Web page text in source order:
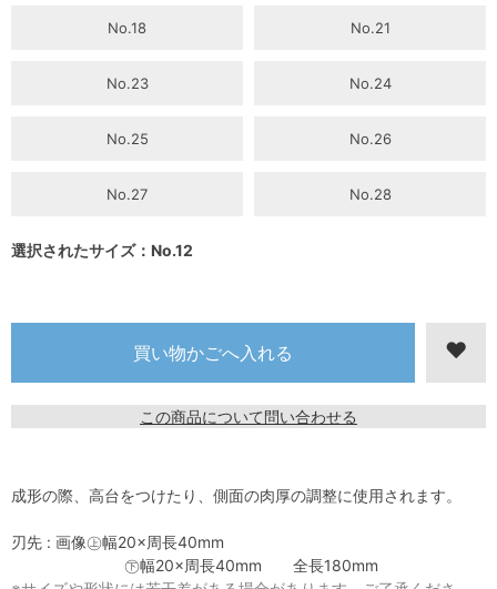
No.18 No.21
No.23 No.24
No.25 No.26
No.27 No.28
選択されたサイズ：No.12
この商品について問い合わせる
成形の際、高台をつけたり、側面の肉厚の調整に使用されます。
刃先 : 画像㊤幅20×周長40mm
㊦幅20×周長40mm 全長180mm